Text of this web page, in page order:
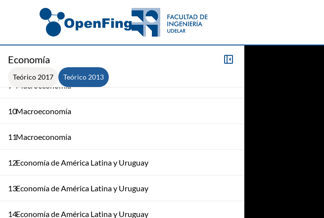
Economía
Teórico 2017 Teórico 2013
Macroeconomía
Macroeconomía
8 Macroeconomía
9 Macroeconomía
10Macroeconomía
11Macroeconomía
12Economía de América Latina y Uruguay
13Economía de América Latina y Uruguay
14Economía de América Latina y Uruguay